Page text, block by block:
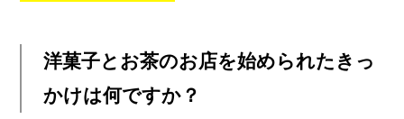
洋菓子とお茶のお店を始められたきっ
かけは何ですか？